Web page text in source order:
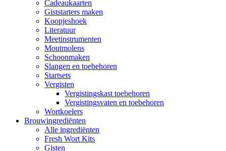
Cadeaukaarten
Giststarters maken
Koopjeshoek
Literatuur
Meetinstrumenten
Moutmolens
Schoonmaken
Slangen en toebehoren
Startsets
Vergisten
Vergistingskast toebehoren
Vergistingsvaten en toebehoren
Wortkoelers
Brouwingrediënten
Alle ingrediënten
Fresh Wort Kits
Gisten